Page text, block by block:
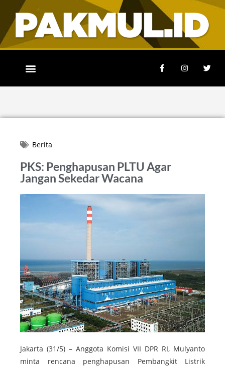
Berita
PKS: Penghapusan PLTU Agar
Jangan Sekedar Wacana
Jakarta (31/5) – Anggota Komisi VII DPR RI, Mulyanto
minta rencana penghapusan Pembangkit Listrik